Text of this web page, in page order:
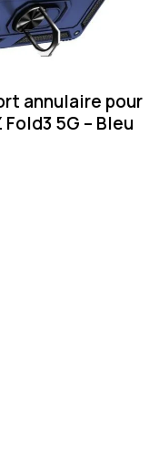
annulaire pour
5G – Bleu